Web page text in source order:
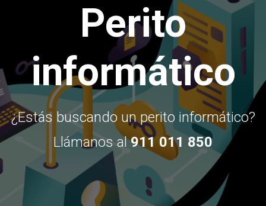
Perito
informático
¿Estás buscando un perito informático?
Llámanos al911 011 850